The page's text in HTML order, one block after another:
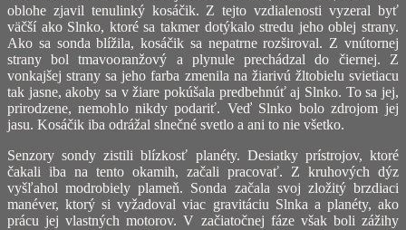
oblohe zjavil tenulinký kosáčik. Z tejto vzdialenosti vyzeral byť
väčší ako Slnko, ktoré sa takmer dotýkalo stredu jeho oblej strany.
Ako sa sonda blížila, kosáčik sa nepatrne rozširoval. Z vnútornej
strany bol tmavooranžový a plynule prechádzal do čiernej. Z
vonkajšej strany sa jeho farba zmenila na žiarivú žltobielu svietiacu
tak jasne, akoby sa v žiare pokúšala predbehnúť aj Slnko. To sa jej,
prirodzene, nemohlo nikdy podariť. Veď Slnko bolo zdrojom jej
jasu. Kosáčik iba odrážal slnečné svetlo a ani to nie všetko.
Senzory sondy zistili blízkosť planéty. Desiatky prístrojov, ktoré
čakali iba na tento okamih, začali pracovať. Z kruhových dýz
vyšľahol modrobiely plameň. Sonda začala svoj zložitý brzdiaci
manéver, ktorý si vyžadoval viac gravitáciu Slnka a planéty, ako
prácu jej vlastných motorov. V začiatočnej fáze však boli zážihy